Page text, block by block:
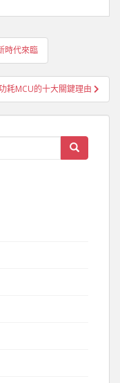
時代來臨
耗MCU的十大關鍵理由